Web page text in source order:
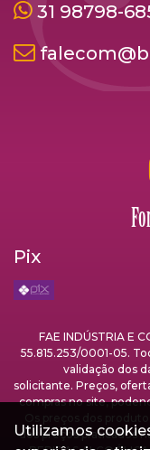
31 98798-
Pix
FAE INDÚSTRIA E
55.815.253/0001-05.
validação dos
solicitante. Preços,
compras no site,
dos preços praticados
Utilizamos